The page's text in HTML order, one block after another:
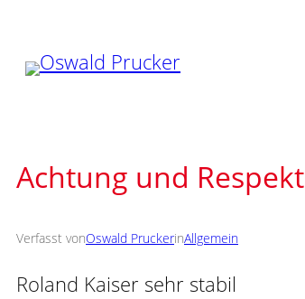
Inhalt
springen
Achtung und Respekt
Verfasst vonOswald PruckerinAllgemein
Roland Kaiser sehr stabil